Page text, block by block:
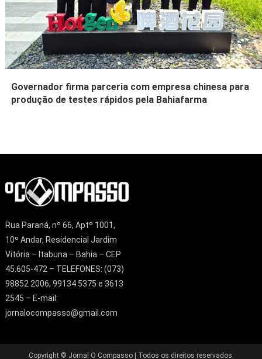
Governador firma parceria com empresa chinesa para
produção de testes rápidos pela Bahiafarma
Rua Paraná, nº 66, Aptº 1001,
10º Andar, Residencial Jardim
Vitória – Itabuna – Bahia – CEP
45.605-472 – TELEFONES: (073)
98852 2006, 99134 5375 e 3613
2545 – E-mail:
jornalocompasso@gmail.com
Copyright © Jornal O Compasso | Todos os direitos reservados.